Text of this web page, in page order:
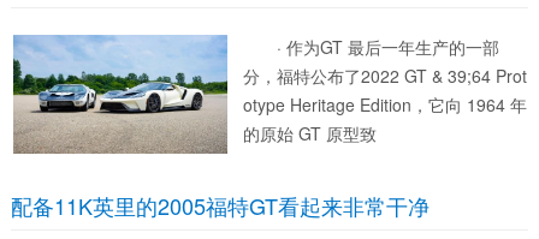
· 作为GT 最后一年生产的一部
分，福特公布了2022 GT & 39;64 Prot
otype Heritage Edition，它向 1964 年
的原始 GT 原型致
配备11K英里的2005福特GT看起来非常干净